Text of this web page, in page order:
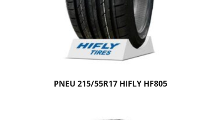
PNEU 215/55R17 HIFLY HF805